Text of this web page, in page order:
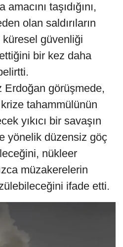
taşıdığını,
olan saldırıların
küresel güvenliği
bir kez daha
Erdoğan görüşmede,
tahammülünün
yıkıcı bir savaşın
yönelik düzensiz göç
nükleer
müzakerelerin
ifade etti.